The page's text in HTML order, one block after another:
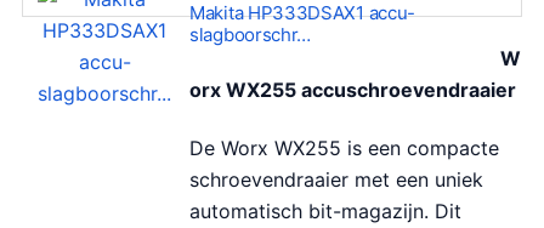
Makita HP333DSAX1 accu-
slagboorschr…
W
orx WX255 accuschroevendraaier
De Worx WX255 is een compacte
schroevendraaier met een uniek
automatisch bit-magazijn. Dit